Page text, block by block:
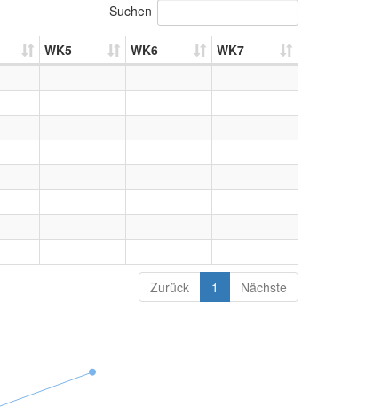
Suchen
WK5 WK6 WK7
Zurück 1 Nächste